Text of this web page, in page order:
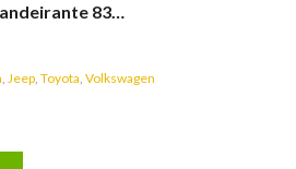
83…
, Jeep, Toyota, Volkswagen